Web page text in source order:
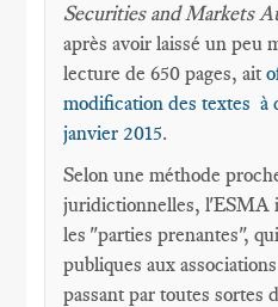
Securities and Markets
après avoir laissé un peu
lecture de 650 pages, ait
modification des textes à
janvier 2015.
Selon une méthode
juridictionnelles, l'ESMA
les "parties prenantes",
publiques aux
passant par toutes sortes